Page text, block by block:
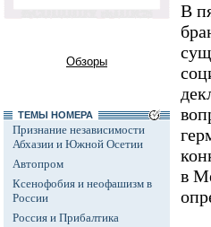
Обзоры
ТЕМЫ НОМЕРА
Признание независимости
Абхазии и Южной Осетии
Автопром
Ксенофобия и неофашизм в
России
Россия и Прибалтика
В
в